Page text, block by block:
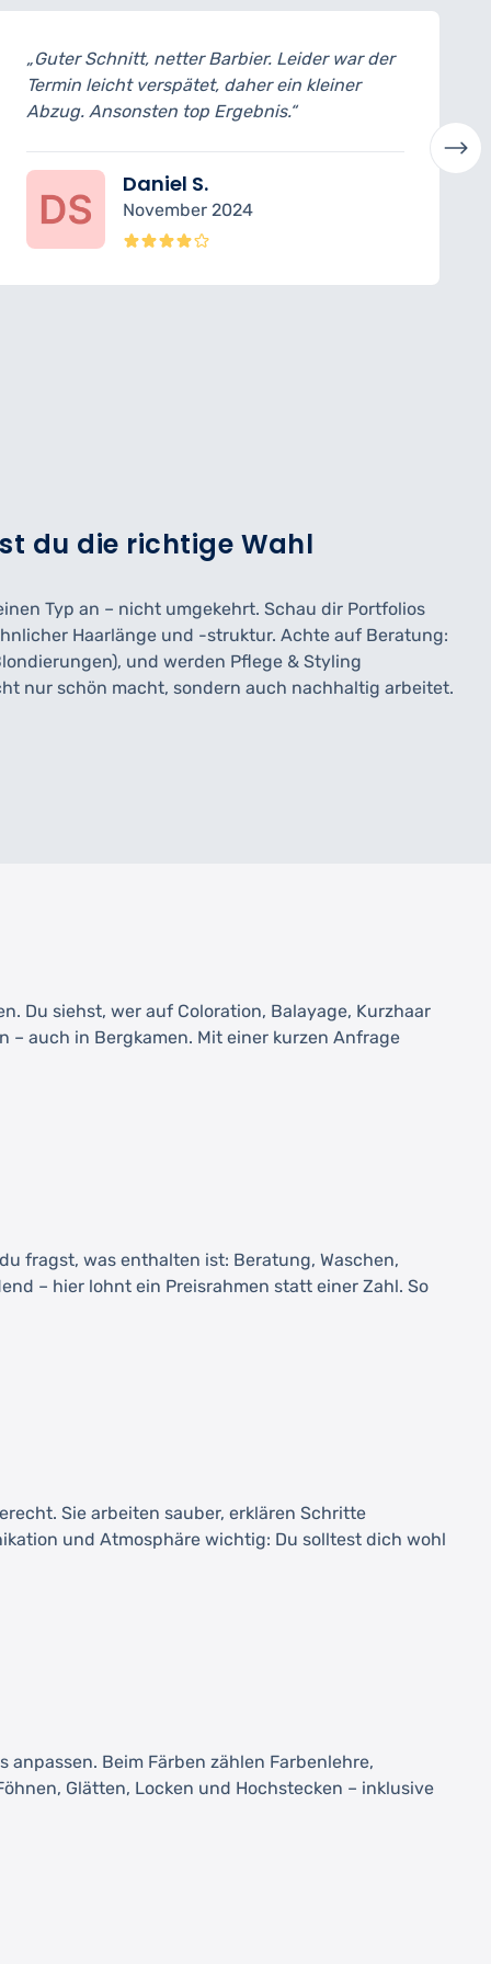
war der
„Super entspannte Atmosphäre,
Einrichtung und ein richtig guter
Barbier versteht sein Handwerk.“
du die richtige Wahl
Typ an – nicht umgekehrt. Schau dir Portfolios
Haarlänge und -struktur. Achte auf Beratung:
und werden Pflege & Styling
nur schön macht, sondern auch nachhaltig arbeitet.
Du siehst, wer auf Coloration, Balayage, Kurzhaar
auch in Bergkamen. Mit einer kurzen Anfrage
fragst, was enthalten ist: Beratung, Waschen,
– hier lohnt ein Preisrahmen statt einer Zahl. So
Sie arbeiten sauber, erklären Schritte
und Atmosphäre wichtig: Du solltest dich wohl
Beim Färben zählen Farbenlehre,
Glätten, Locken und Hochstecken – inklusive